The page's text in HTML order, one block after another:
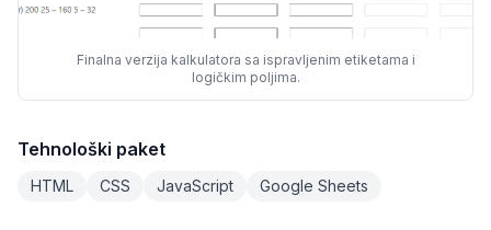
Finalna verzija kalkulatora sa ispravljenim etiketama i
logičkim poljima.
Tehnološki paket
HTML CSS JavaScript Google Sheets